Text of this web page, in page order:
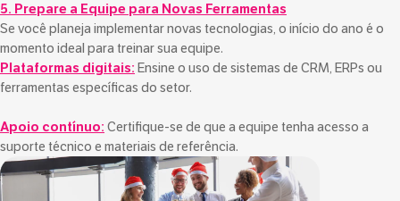
5. Prepare a Equipe para Novas Ferramentas
Se você planeja implementar novas tecnologias, o início do ano é o
momento ideal para treinar sua equipe.
Plataformas digitais: Ensine o uso de sistemas de CRM, ERPs ou
ferramentas específicas do setor.
Apoio contínuo: Certifique-se de que a equipe tenha acesso a
suporte técnico e materiais de referência.